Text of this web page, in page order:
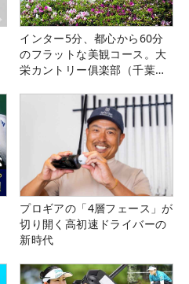
インター5分、都心から60分
のフラットな美観コース。大
栄カントリー俱楽部（千葉
プロギアの「4層フェース」が
切り開く高初速ドライバーの
新時代